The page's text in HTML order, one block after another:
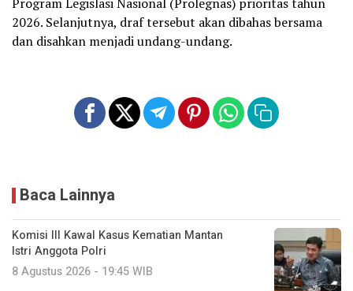
2026. Selanjutnya, draf tersebut akan dibahas bersama
dan disahkan menjadi undang-undang.
Baca Lainnya
Komisi III Kawal Kasus Kematian Mantan
Istri Anggota Polri
8 Agustus 2026 - 19:45 WIB